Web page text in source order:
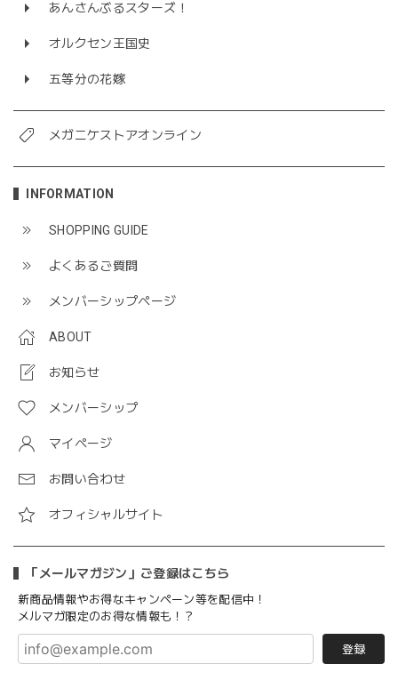
あんさんぶるスターズ！
オルクセン王国史
五等分の花嫁
メガニケストアオンライン
INFORMATION
SHOPPING GUIDE
よくあるご質問
メンバーシップページ
ABOUT
お知らせ
メンバーシップ
マイページ
お問い合わせ
オフィシャルサイト
「メールマガジン」ご登録はこちら
新商品情報やお得なキャンペーン等を配信中！
メルマガ限定のお得な情報も！？
登録